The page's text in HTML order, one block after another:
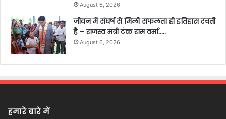
August 6, 2026
जीवन में संघर्ष से मिली सफलता ही इतिहास रचती
है – राजस्व मंत्री टंक राम वर्मा…..
August 6, 2026
हमारे बारे में